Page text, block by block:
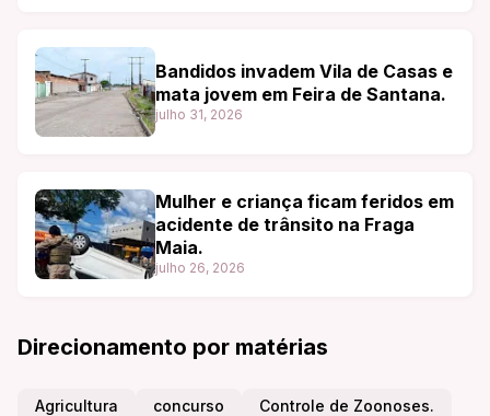
Bandidos invadem Vila de Casas e
mata jovem em Feira de Santana.
julho 31, 2026
Mulher e criança ficam feridos em
acidente de trânsito na Fraga
Maia.
julho 26, 2026
Direcionamento por matérias
Agricultura concurso
Controle de Zoonoses.